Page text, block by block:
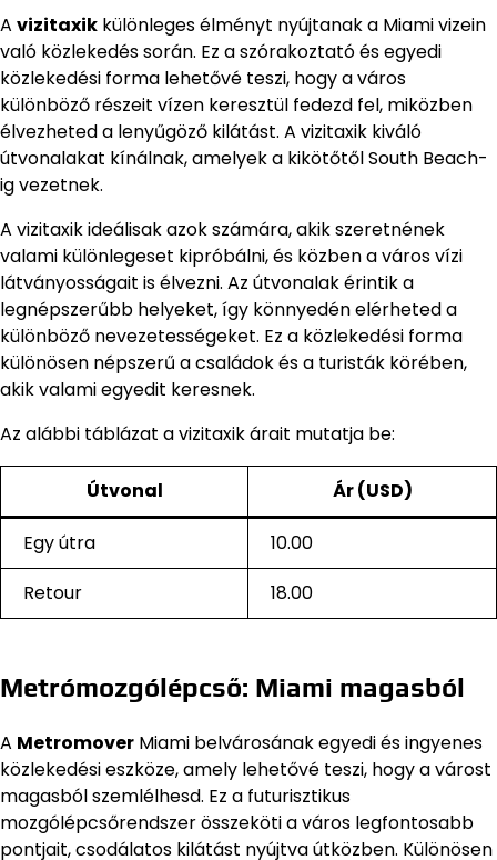
A vizitaxik különleges élményt nyújtanak a Miami vizein
való közlekedés során. Ez a szórakoztató és egyedi
közlekedési forma lehetővé teszi, hogy a város
különböző részeit vízen keresztül fedezd fel, miközben
élvezheted a lenyűgöző kilátást. A vizitaxik kiváló
útvonalakat kínálnak, amelyek a kikötőtől South Beach-
ig vezetnek.
A vizitaxik ideálisak azok számára, akik szeretnének
valami különlegeset kipróbálni, és közben a város vízi
látványosságait is élvezni. Az útvonalak érintik a
legnépszerűbb helyeket, így könnyedén elérheted a
különböző nevezetességeket. Ez a közlekedési forma
különösen népszerű a családok és a turisták körében,
akik valami egyedit keresnek.
Az alábbi táblázat a vizitaxik árait mutatja be:
Útvonal Ár (USD)
Egy útra
10.00
Retour
18.00
Metrómozgólépcső: Miami magasból
A Metromover Miami belvárosának egyedi és ingyenes
közlekedési eszköze, amely lehetővé teszi, hogy a várost
magasból szemlélhesd. Ez a futurisztikus
mozgólépcsőrendszer összeköti a város legfontosabb
pontjait, csodálatos kilátást nyújtva útközben. Különösen